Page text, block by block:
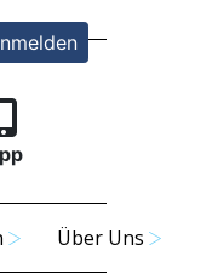
Über Uns